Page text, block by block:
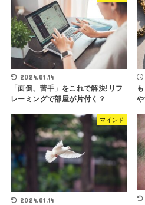
2024.01.14
「面倒、苦手」をこれで解決!リフ
レーミングで部屋が片付く？
マインド
2024.01.14